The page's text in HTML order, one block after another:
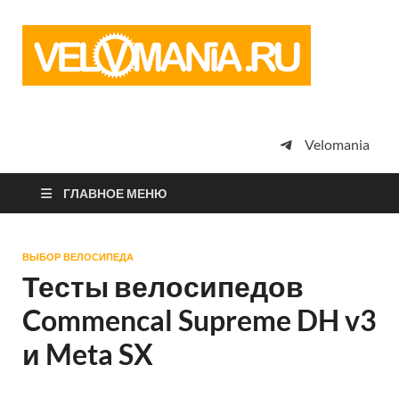
просто
Velomania
ГЛАВНОЕ МЕНЮ
ВЫБОР ВЕЛОСИПЕДА
Тесты велосипедов
Commencal Supreme DH v3
и Meta SX